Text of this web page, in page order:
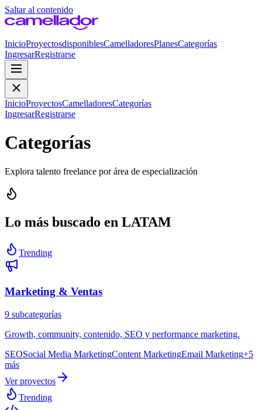
Saltar al contenido
InicioProyectosdisponiblesCamelladoresPlanesCategorías
IngresarRegistrarse
InicioProyectosCamelladoresCategorías
IngresarRegistrarse
Categorías
Explora talento freelance por área de especialización
Lo más buscado en LATAM
Trending
Marketing & Ventas
9 subcategorías
Growth, community, contenido, SEO y performance marketing.
SEOSocial Media MarketingContent MarketingEmail Marketing+5
más
Ver proyectos
Trending